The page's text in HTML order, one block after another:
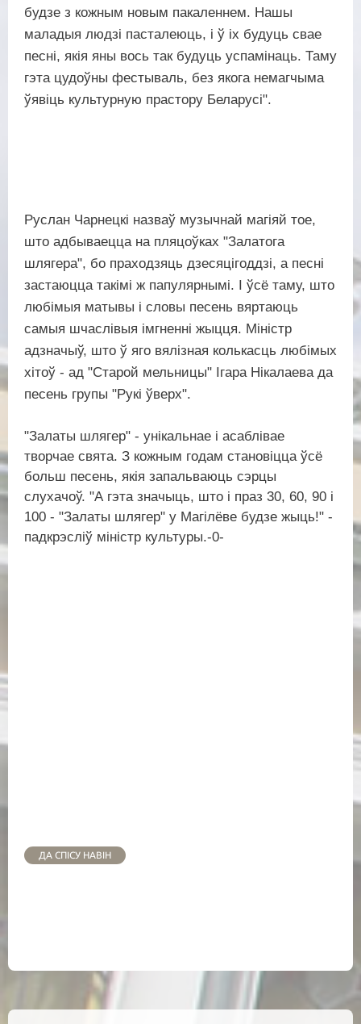
будзе з кожным новым пакаленнем. Нашы
маладыя людзі пасталеюць, і ў іх будуць свае
песні, якія яны вось так будуць успамінаць. Таму
гэта цудоўны фестываль, без якога немагчыма
ўявіць культурную прастору Беларусі".
Руслан Чарнецкі назваў музычнай магіяй тое,
што адбываецца на пляцоўках "Залатога
шлягера", бо праходзяць дзесяцігоддзі, а песні
застаюцца такімі ж папулярнымі. І ўсё таму, што
любімыя матывы і словы песень вяртаюць
самыя шчаслівыя імгненні жыцця. Міністр
адзначыў, што ў яго вялізная колькасць любімых
хітоў - ад "Старой мельницы" Ігара Нікалаева да
песень групы "Рукі ўверх".
"Залаты шлягер" - унікальнае і асаблівае
творчае свята. З кожным годам становіцца ўсё
больш песень, якія запальваюць сэрцы
слухачоў. "А гэта значыць, што і праз 30, 60, 90 і
100 - "Залаты шлягер" у Магілёве будзе жыць!" -
падкрэсліў міністр культуры.-0-
ДА СПІСУ НАВІН